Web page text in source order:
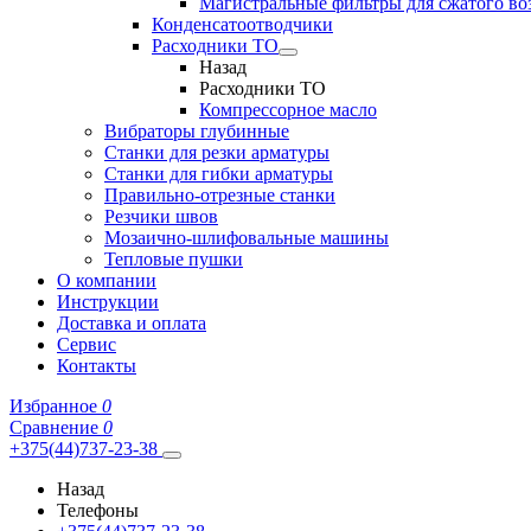
Конденсатоотводчики
Расходники ТО
Назад
Расходники ТО
Компрессорное масло
Вибраторы глубинные
Станки для резки арматуры
Станки для гибки арматуры
Правильно-отрезные станки
Резчики швов
Мозаично-шлифовальные машины
Тепловые пушки
О компании
Инструкции
Доставка и оплата
Сервис
Контакты
Избранное 0
Сравнение 0
+375(44)737-23-38
Назад
Телефоны